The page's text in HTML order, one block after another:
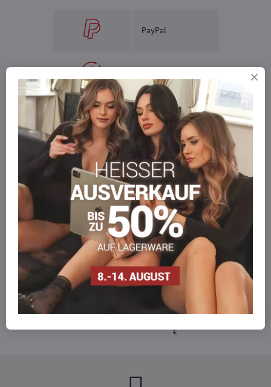
PayPal
Kreditkarte
Google Pay
Apple Pay
Click to Pay
ANMELDUNG
Sofort rabatt
KOSTENLOSER
TRANSPORT
€